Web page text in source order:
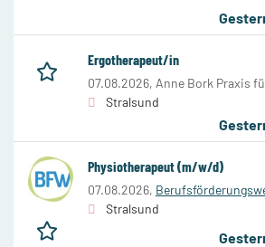
Ergotherapeut/in
07.08.2026, Anne Bork Praxis
Stralsund
Physiotherapeut (m/w/d)
07.08.2026,
Stralsund